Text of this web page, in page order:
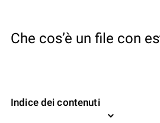
Che cos’è un file con
Indice dei contenuti